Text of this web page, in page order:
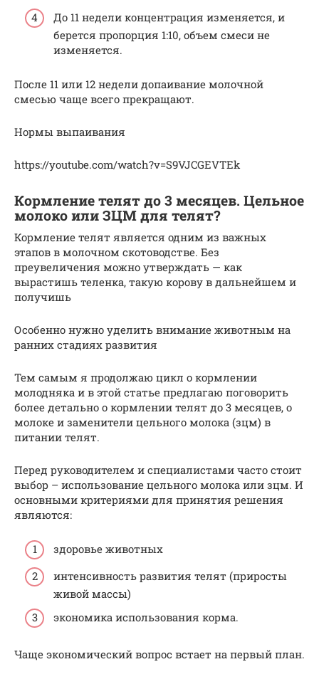
До 11 недели концентрация изменяется, и
берется пропорция 1:10, объем смеси не
изменяется.
После 11 или 12 недели допаивание молочной
смесью чаще всего прекращают.
Нормы выпаивания
https://youtube.com/watch?v=S9VJCGEVTEk
Кормление телят до 3 месяцев. Цельное
молоко или ЗЦМ для телят?
Кормление телят является одним из важных
этапов в молочном скотоводстве. Без
преувеличения можно утверждать — как
вырастишь теленка, такую корову в дальнейшем и
получишь
Особенно нужно уделить внимание животным на
ранних стадиях развития
Тем самым я продолжаю цикл о кормлении
молодняка и в этой статье предлагаю поговорить
более детально о кормлении телят до 3 месяцев, о
молоке и заменители цельного молока (зцм) в
питании телят.
Перед руководителем и специалистами часто стоит
выбор – использование цельного молока или зцм. И
основными критериями для принятия решения
являются:
здоровье животных
интенсивность развития телят (приросты
живой массы)
экономика использования корма.
Чаще экономический вопрос встает на первый план.